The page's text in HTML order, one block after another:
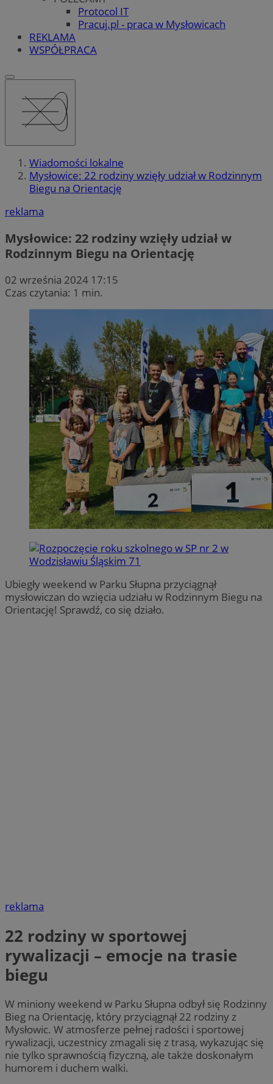
Protocol IT
Pracuj.pl - praca w Mysłowicach
REKLAMA
WSPÓŁPRACA
Wiadomości lokalne
Mysłowice: 22 rodziny wzięły udział w Rodzinnym
Biegu na Orientację
reklama
Mysłowice: 22 rodziny wzięły udział w
Rodzinnym Biegu na Orientację
02 września 2024 17:15
Czas czytania: 1 min.
Ubiegły weekend w Parku Słupna przyciągnął
mysłowiczan do wzięcia udziału w Rodzinnym Biegu na
Orientację! Sprawdź, co się działo.
reklama
22 rodziny w sportowej
rywalizacji – emocje na trasie
biegu
W miniony weekend w Parku Słupna odbył się Rodzinny
Bieg na Orientację, który przyciągnął 22 rodziny z
Mysłowic. W atmosferze pełnej radości i sportowej
rywalizacji, uczestnicy zmagali się z trasą, wykazując się
nie tylko sprawnością fizyczną, ale także doskonałym
humorem i duchem walki.